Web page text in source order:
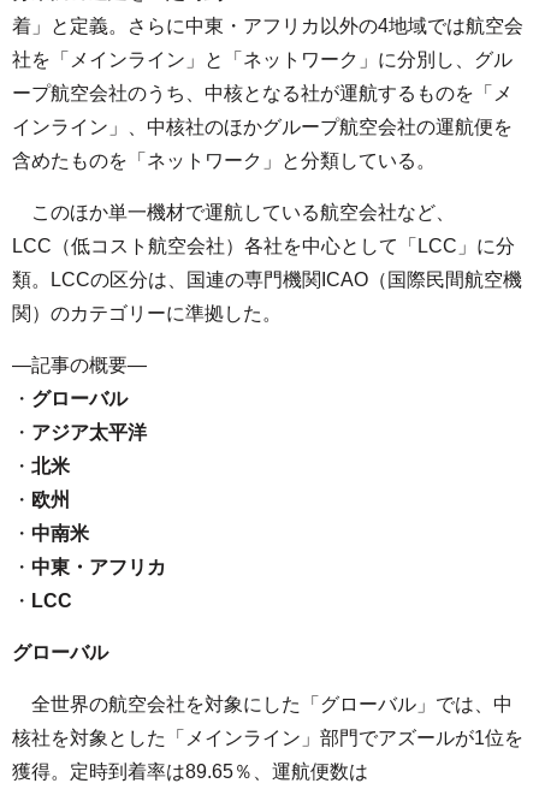
着」と定義。さらに中東・アフリカ以外の4地域では航空会
社を「メインライン」と「ネットワーク」に分別し、グル
ープ航空会社のうち、中核となる社が運航するものを「メ
インライン」、中核社のほかグループ航空会社の運航便を
含めたものを「ネットワーク」と分類している。
このほか単一機材で運航している航空会社など、
LCC（低コスト航空会社）各社を中心として「LCC」に分
類。LCCの区分は、国連の専門機関ICAO（国際民間航空機
関）のカテゴリーに準拠した。
—記事の概要—
・ グローバル
・ アジア太平洋
・ 北米
・ 欧州
・ 中南米
・ 中東・アフリカ
・ LCC
グローバル
全世界の航空会社を対象にした「グローバル」では、中
核社を対象とした「メインライン」部門でアズールが1位を
獲得。定時到着率は89.65％、運航便数は